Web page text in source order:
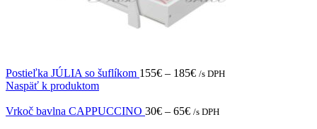
Postieľka JÚLIA so šuflíkom 155€ – 185€ /s DPH
Naspäť k produktom
Vrkoč bavlna CAPPUCCINO 30€ – 65€ /s DPH